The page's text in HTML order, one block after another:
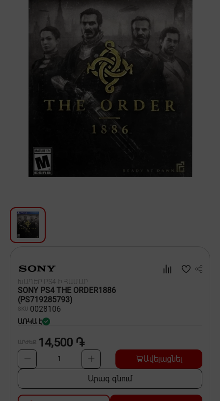
Խոհանոցի համար
Գեղեցկություն և խնամք
Ավտոմեքենաների աուդիոտեխնիկա
Տուն և այգի
Կահույք
Սպասք
Ինքնագնացներ և ինքնագլորներ
ԽԱՂԵՐ PS4-Ի ՀԱՄԱՐ
SONY PS4 THE ORDER1886
(PS719285793)
SKU 0028106
ԱՌԿԱ Է
ԱՐԺԵՔ 14,500 ֏
1 Ավելացնել
Արագ գնում